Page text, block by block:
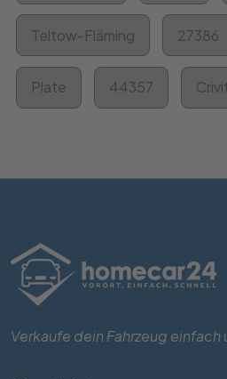
Teltow-Fläming 27386
Plate 44357
Verkaufe dein Fahrzeug einfach